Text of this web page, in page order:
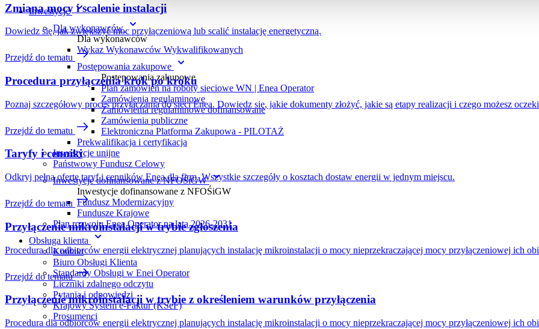
Inwestycje
Dla wykonawców
Dla wykonawców
Wykaz Wykonawców Wykwalifikowanych
Postępowania zakupowe
Postępowania zakupowe
Plan zamówień na roboty sieciowe WN | Enea Operator
Zamówienia regulaminowe
Zamówienia regulaminowe dofinansowane
Zamówienia publiczne
Elektroniczna Platforma Zakupowa - PILOTAŻ
Prekwalifikacja i certyfikacja
Inwestycje unijne
Państwowy Fundusz Celowy
Inwestycje dofinansowane z NFOŚiGW
Inwestycje dofinansowane z NFOŚiGW
Fundusz Modernizacyjny
Fundusze Krajowe
Plan rozwoju Enea Operator na lata 2026-2031
Obsługa klienta
Kontakt
Biuro Obsługi Klienta
Standardy Obsługi w Enei Operator
Liczniki zdalnego odczytu
Pytania i odpowiedzi
Krajowy System e-Faktur (KSeF)
Prosumenci
Zmiana mocy i scalenie instalacji
Dowiedz się, jak zwiększyć moc przyłączeniową lub scalić instalację energetyczną.
Przejdź do tematu
Procedura przyłączenia krok po kroku
Poznaj szczegółowy proces przyłączania do sieci Enea. Dowiedz się, jakie dokumenty złożyć, jakie są etapy realizacji i czego możesz
Przejdź do tematu
Taryfy i cenniki
Odkryj pełną ofertę taryf i cenników Enea dla firm. Wszystkie szczegóły o kosztach dostaw energii w jednym miejscu.
Przejdź do tematu
Przyłączenie mikroinstalacji w trybie zgłoszenia
Procedura dla odbiorców energii elektrycznej planujących instalację mikroinstalacji o mocy nieprzekraczającej mocy przyłączeniowej ich
Przejdź do tematu
Przyłączenie mikroinstalacji w trybie z określeniem warunków przyłączenia
Procedura dla odbiorców energii elektrycznej planujących instalację mikroinstalacji o mocy nieprzekraczającej mocy przyłączeniowej ich